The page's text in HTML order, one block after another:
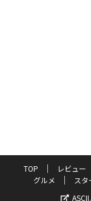
TOP レビュー
グルメ
ス